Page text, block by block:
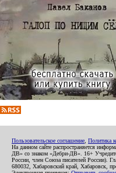
Пользовательское соглашение Политика
На данном сайте распространяется
ДВ» со знаком «Дебри-ДВ». 16+
России, член Союза писателей России).
680032, Хабаровский край, Хабаровск,